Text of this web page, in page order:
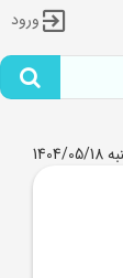
ورود
05/18